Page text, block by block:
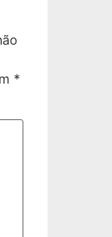
*